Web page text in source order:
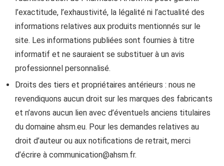
l’exactitude, l’exhaustivité, la légalité ni l’actualité des
informations relatives aux produits mentionnés sur le
site. Les informations publiées sont fournies à titre
informatif et ne sauraient se substituer à un avis
professionnel personnalisé.
Droits des tiers et propriétaires antérieurs : nous ne
revendiquons aucun droit sur les marques des fabricants
et n’avons aucun lien avec d’éventuels anciens titulaires
du domaine ahsm.eu. Pour les demandes relatives au
droit d’auteur ou aux notifications de retrait, merci
d’écrire à communication@ahsm.fr.